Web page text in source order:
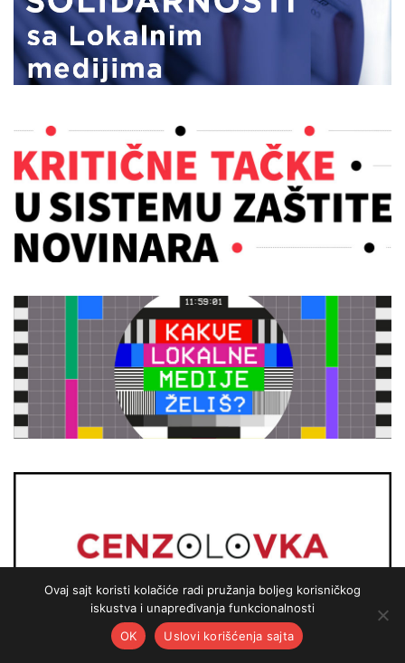
Ovaj sajt koristi kolačiće radi pružanja boljeg korisničkog
iskustva i unapređivanja funkcionalnosti
OK
Uslovi korišćenja sajta